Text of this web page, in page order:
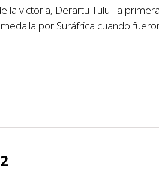
la victoria, Derartu Tulu -la
por Suráfrica cuando